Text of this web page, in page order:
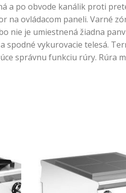
a po obvode kanálik proti
na ovládacom paneli. Varné
nie je umiestnená žiadna
spodné vykurovacie telesá.
správnu funkciu rúry. Rúra